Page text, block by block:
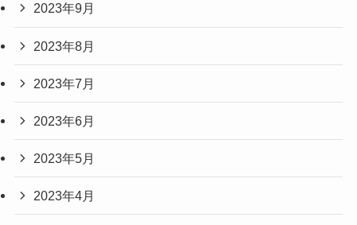
2023年9月
2023年8月
2023年7月
2023年6月
2023年5月
2023年4月